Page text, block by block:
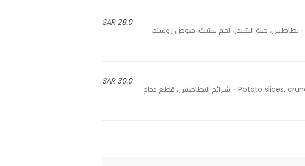
28.0 SAR
Fries, cheddar cheese, steak, roasted sauce & fried beetroot - بطاطس، جبنة الشيدر، لحم ستيك، صوص روستد،
30.0 SAR
Potato slices, crunchy chicken pieces, buffalo sauce, sour sauce, fried beetroot - شرائح البطاطس، قطع دجاج